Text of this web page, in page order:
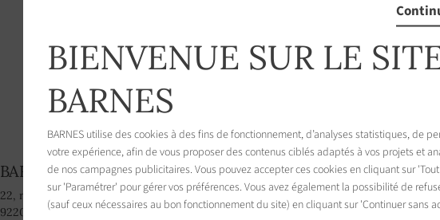
Cet article n'existe plus sur
BARNES Paris
22, rue de l'hôtel de ville
92200 Neuilly-sur-Seine, France
BIENVENUE SUR LE
BARNES
BARNES utilise des cookies à des fins de fonctionnement, d’analyses statistiques, de
votre expérience, afin de vous proposer des contenus ciblés adaptés à vos projets et
de nos campagnes publicitaires. Vous pouvez accepter ces cookies en cliquant sur
sur 'Paramétrer' pour gérer vos préférences. Vous avez également la possibilité de
(sauf ceux nécessaires au bon fonctionnement du site) en cliquant sur 'Continuer sans